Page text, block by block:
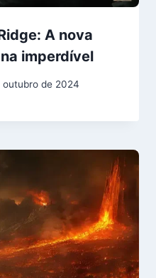
A nova
imperdível
outubro de 2024